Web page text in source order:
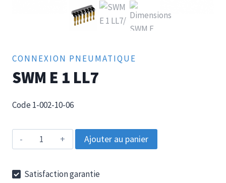
CONNEXION PNEUMATIQUE
SWM E 1 LL7
Code 1-002-10-06
quantité
de
E
Ajouter au panier
Satisfaction garantie